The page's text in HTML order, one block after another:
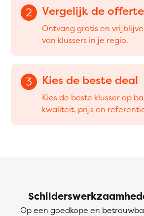
2 Vergelijk de
Ontvang gratis en
van klussers in je regio.
3 Kies de beste deal
Kies de beste klusser op
kwaliteit, prijs en
Op een goedkope en